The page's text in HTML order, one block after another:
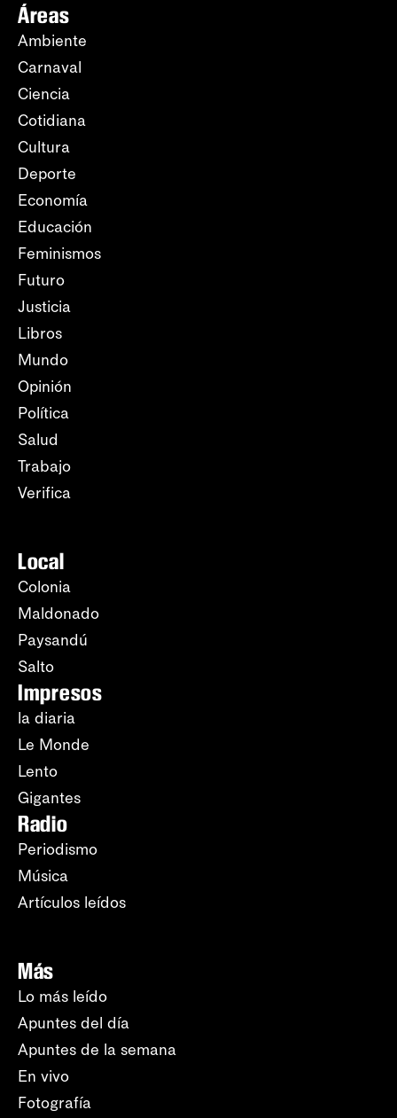
Áreas
Ambiente
Carnaval
Ciencia
Cotidiana
Cultura
Deporte
Economía
Educación
Feminismos
Futuro
Justicia
Libros
Mundo
Opinión
Política
Salud
Trabajo
Verifica
Local
Colonia
Maldonado
Paysandú
Salto
Impresos
la diaria
Le Monde
Lento
Gigantes
Radio
Periodismo
Música
Artículos leídos
Más
Lo más leído
Apuntes del día
Apuntes de la semana
En vivo
Fotografía